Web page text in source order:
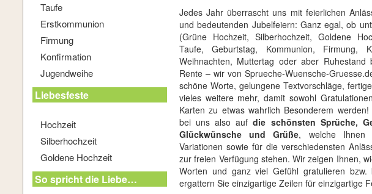
Taufe
Erstkommunion
Firmung
Konfirmation
Jugendweihe
Liebesfeste
Hochzeit
Silberhochzeit
Goldene Hochzeit
So spricht die Liebe…
Jedes Jahr überrascht uns mit feierlichen
und bedeutenden Jubelfeiern: Ganz egal, ob
(Grüne Hochzeit, Silberhochzeit, Goldene
Taufe, Geburtstag, Kommunion, Firmung,
Weihnachten, Muttertag oder aber Ruhestand
Rente – wir von Sprueche-Wuensche-
schöne Worte, gelungene Textvorschläge,
vieles weitere mehr, damit sowohl
Karten zu etwas wahrlich Besonderem
bei uns also aufdie schönsten Sprüche,
Glückwünsche und Grüße, welche Ihnen
Variationen sowie für die verschiedensten
zur freien Verfügung stehen. Wir zeigen Ihnen,
Worten und ganz viel Gefühl gratulieren
ergattern Sie einzigartige Zeilen für einzigartige